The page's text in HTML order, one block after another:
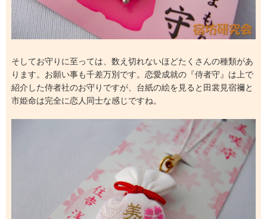
そしてお守りに至っては、数え切れないほどたくさんの種類があ
ります。お願い事も千差万別です。恋愛成就の『侍者守』は上で
紹介した侍者社のお守りですが、台紙の絵を見ると田裳見宿禰と
市姫命は完全に恋人同士な感じですね。